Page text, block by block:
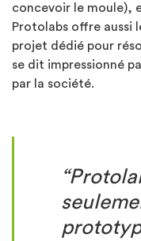
concevoir le moule),
Protolabs offre aussi
projet dédié pour
se dit impressionné
par la société.